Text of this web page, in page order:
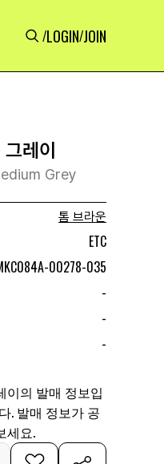
/LOGIN/JOIN
레이
Grey
톰 브라운
ETC
00278-035
-
-
-
이의 발매 정보입
. 발매 정보가 공
세요.